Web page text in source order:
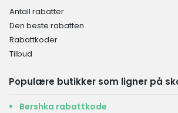
Antall rabatter
Den beste rabatten
Rabattkoder
Tilbud
Populære butikker som ligner på
Bershka rabattkode